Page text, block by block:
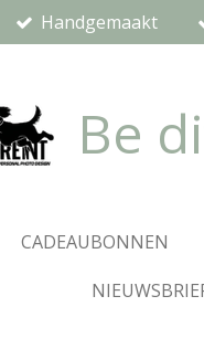
Handgemaakt
Be
CADEAUBONNEN